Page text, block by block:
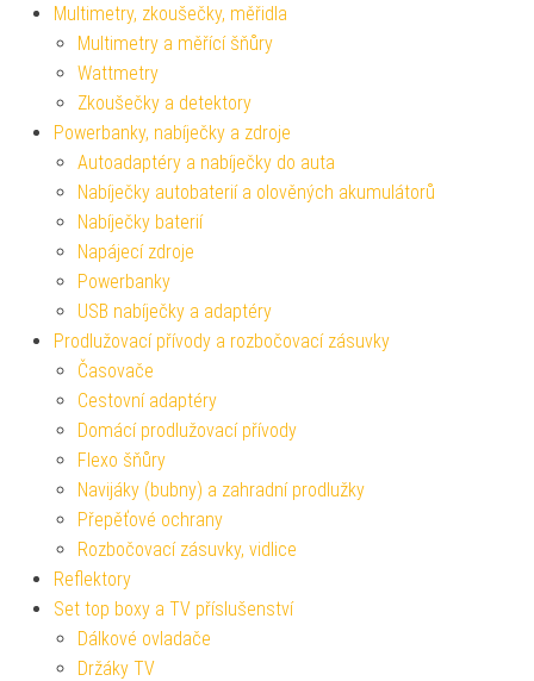
Multimetry, zkoušečky, měřidla
Multimetry a měřící šňůry
Wattmetry
Zkoušečky a detektory
Powerbanky, nabíječky a zdroje
Autoadaptéry a nabíječky do auta
Nabíječky autobaterií a olověných akumulátorů
Nabíječky baterií
Napájecí zdroje
Powerbanky
USB nabíječky a adaptéry
Prodlužovací přívody a rozbočovací zásuvky
Časovače
Cestovní adaptéry
Domácí prodlužovací přívody
Flexo šňůry
Navijáky (bubny) a zahradní prodlužky
Přepěťové ochrany
Rozbočovací zásuvky, vidlice
Reflektory
Set top boxy a TV příslušenství
Dálkové ovladače
Držáky TV